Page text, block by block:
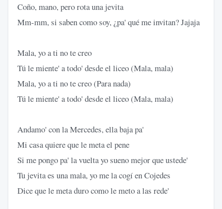
Coño, mano, pero rota una jevita
Mm-mm, si saben como soy, ¿pa' qué me invitan? Jajaja
Mala, yo a ti no te creo
Tú le miente' a todo' desde el liceo (Mala, mala)
Mala, yo a ti no te creo (Para nada)
Tú le miente' a todo' desde el liceo (Mala, mala)
Andamo' con la Mercedes, ella baja pa'
Mi casa quiere que le meta el pene
Si me pongo pa' la vuelta yo sueno mejor que ustede'
Tu jevita es una mala, yo me la cogí en Cojedes
Dice que le meta duro como le meto a las rede'